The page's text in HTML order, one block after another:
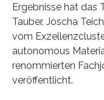
Ergebnisse hat das
Tauber, Joscha
vom
autonomous
renommierten
veröffentlicht.